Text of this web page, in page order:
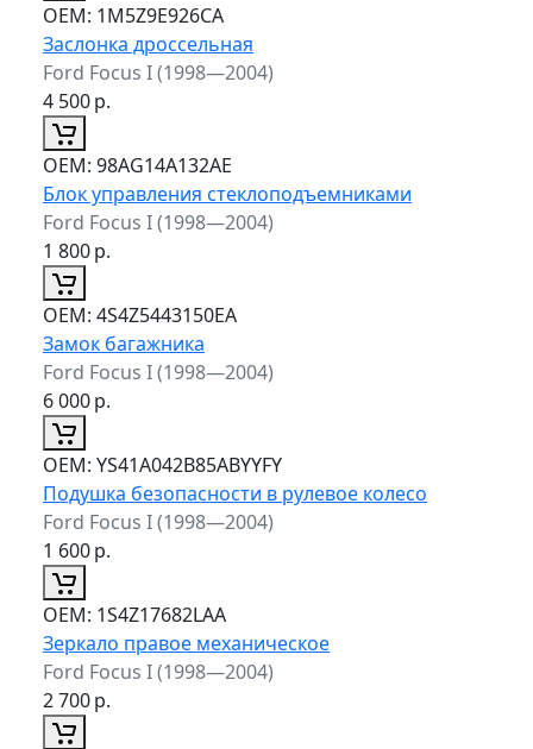
ОЕМ: 1M5Z9E926CA
Заслонка дроссельная
Ford Focus I (1998—2004)
4 500р.
ОЕМ: 98AG14A132AE
Блок управления стеклоподъемниками
Ford Focus I (1998—2004)
1 800р.
ОЕМ: 4S4Z5443150EA
Замок багажника
Ford Focus I (1998—2004)
6 000р.
ОЕМ: YS41A042B85ABYYFY
Подушка безопасности в рулевое колесо
Ford Focus I (1998—2004)
1 600р.
ОЕМ: 1S4Z17682LAA
Зеркало правое механическое
Ford Focus I (1998—2004)
2 700р.